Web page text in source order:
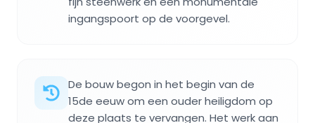
ingangspoort op de voorgevel.
De bouw begon in het begin van de
15de eeuw om een ouder heiligdom op
deze plaats te vervangen. Het werk aan